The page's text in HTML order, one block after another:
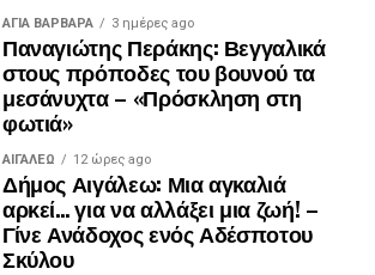
ΑΓΙΑ ΒΑΡΒΑΡΑ 3 ημέρες ago
Παναγιώτης Περάκης: Βεγγαλικά
στους πρόποδες του βουνού τα
μεσάνυχτα – «Πρόσκληση στη
φωτιά»
ΑΙΓΑΛΕΩ 12 ώρες ago
Δήμος Αιγάλεω: Μια αγκαλιά
αρκεί… για να αλλάξει μια ζωή! –
Γίνε Ανάδοχος ενός Αδέσποτου
Σκύλου